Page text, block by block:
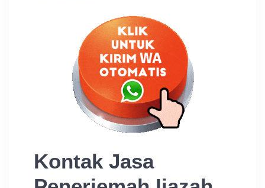
Kontak Jasa